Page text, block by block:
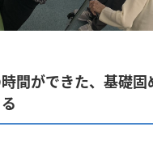
間ができた、基礎固